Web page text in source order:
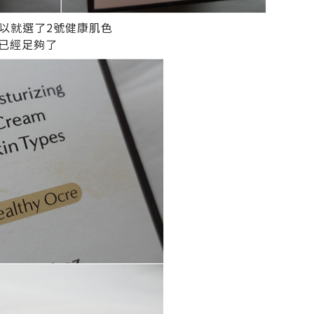
就選了2號健康肌色
經足夠了